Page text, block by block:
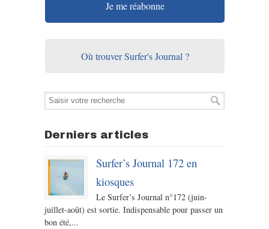
Je me réabonne
Où trouver Surfer's Journal ?
Derniers articles
Surfer’s Journal 172 en
kiosques
Le Surfer’s Journal n°172 (juin-
juillet-août) est sortie. Indispensable pour passer un
bon été,...